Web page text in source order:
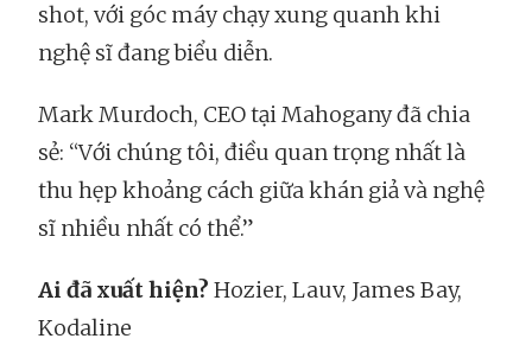
shot, với góc máy chạy xung quanh khi
nghệ sĩ đang biểu diễn.
Mark Murdoch, CEO tại Mahogany đã chia
sẻ: “Với chúng tôi, điều quan trọng nhất là
thu hẹp khoảng cách giữa khán giả và nghệ
sĩ nhiều nhất có thể.”
Ai đã xuất hiện? Hozier, Lauv, James Bay,
Kodaline